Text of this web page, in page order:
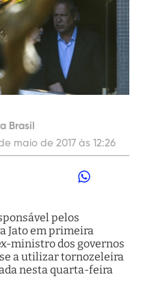
Brasil
maio de 2017 às 12:26
pelos
Jato em primeira
ministro dos governos
a utilizar tornozeleira
nesta quarta-feira